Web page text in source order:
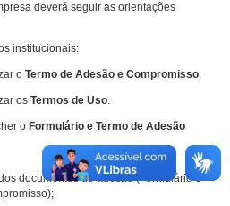
deverá seguir as orientações
institucionais:
o Termo de Adesão e Compromisso.
os Termos de Uso.
o Formulário e Termo de Adesão
documentos de adesão (Formulário e